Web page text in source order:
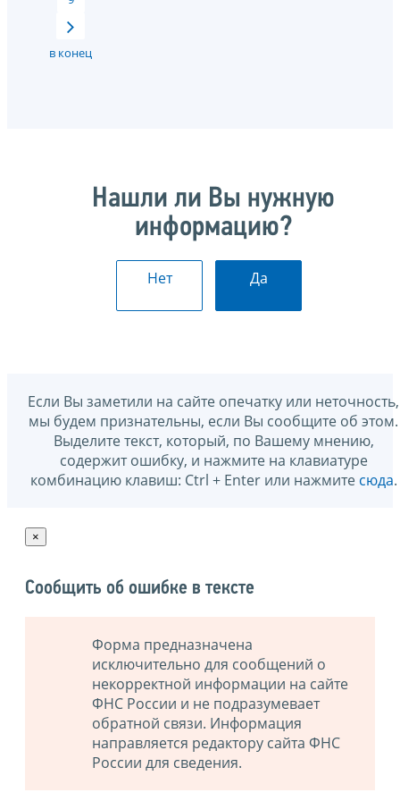
в конец
Нашли ли Вы нужную
информацию?
Нет Да
Если Вы заметили на сайте опечатку или неточность,
мы будем признательны, если Вы сообщите об этом.
Выделите текст, который, по Вашему мнению,
содержит ошибку, и нажмите на клавиатуре
комбинацию клавиш: Ctrl + Enter или нажмите сюда.
×
Сообщить об ошибке в тексте
Форма предназначена
исключительно для сообщений о
некорректной информации на сайте
ФНС России и не подразумевает
обратной связи. Информация
направляется редактору сайта ФНС
России для сведения.